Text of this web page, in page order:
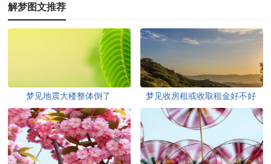
解梦图文推荐
梦见地震大楼整体倒了 梦见收房租或收取租金好不好